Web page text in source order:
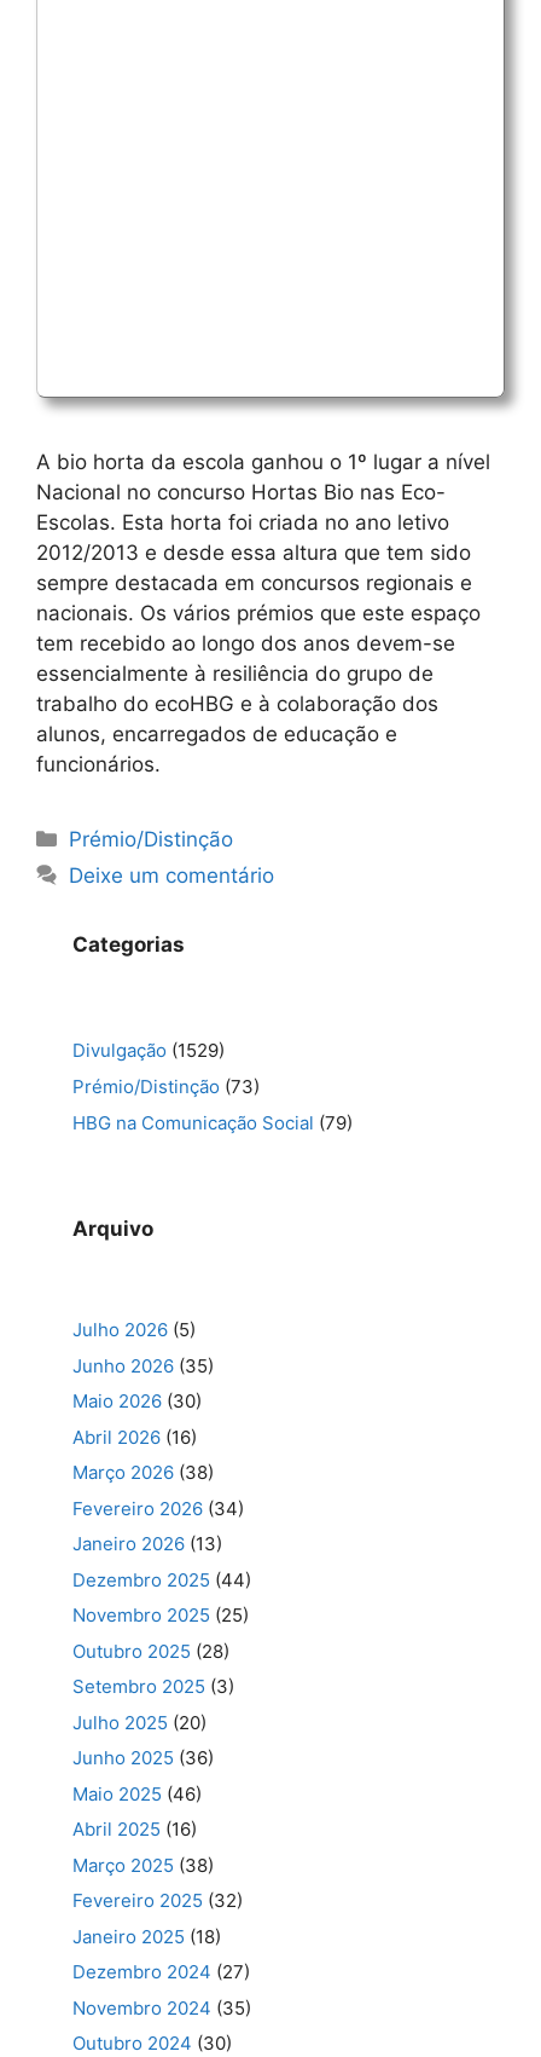
A bio horta da escola ganhou o 1º lugar a nível
Nacional no concurso Hortas Bio nas Eco-
Escolas. Esta horta foi criada no ano letivo
2012/2013 e desde essa altura que tem sido
sempre destacada em concursos regionais e
nacionais. Os vários prémios que este espaço
tem recebido ao longo dos anos devem-se
essencialmente à resiliência do grupo de
trabalho do ecoHBG e à colaboração dos
alunos, encarregados de educação e
funcionários.
Categorias
Prémio/Distinção
Deixe um comentário
Categorias
Divulgação (1529)
Prémio/Distinção (73)
HBG na Comunicação Social (79)
Arquivo
Julho 2026 (5)
Junho 2026 (35)
Maio 2026 (30)
Abril 2026 (16)
Março 2026 (38)
Fevereiro 2026 (34)
Janeiro 2026 (13)
Dezembro 2025 (44)
Novembro 2025 (25)
Outubro 2025 (28)
Setembro 2025 (3)
Julho 2025 (20)
Junho 2025 (36)
Maio 2025 (46)
Abril 2025 (16)
Março 2025 (38)
Fevereiro 2025 (32)
Janeiro 2025 (18)
Dezembro 2024 (27)
Novembro 2024 (35)
Outubro 2024 (30)